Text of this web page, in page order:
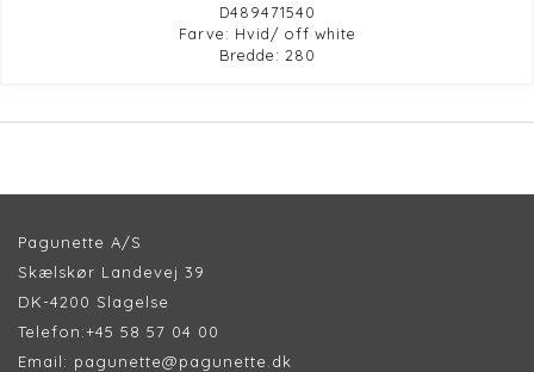
D489471540
Farve: Hvid/ off white
Bredde: 280
Pagunette A/S
Skælskør Landevej 39
DK-4200 Slagelse
Telefon:+45 58 57 04 00
Email: pagunette@pagunette.dk